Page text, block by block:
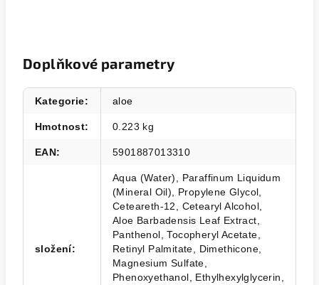
Doplňkové parametry
Kategorie: aloe
Hmotnost: 0.223 kg
EAN: 5901887013310
složení:
Aqua (Water), Paraffinum Liquidum
(Mineral Oil), Propylene Glycol,
Ceteareth-12, Cetearyl Alcohol,
Aloe Barbadensis Leaf Extract,
Panthenol, Tocopheryl Acetate,
Retinyl Palmitate, Dimethicone,
Magnesium Sulfate,
Phenoxyethanol, Ethylhexylglycerin,